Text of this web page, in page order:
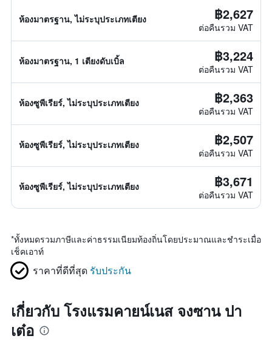
ห้องมาตรฐาน, ไม่ระบุประเภทเตียง ฿2,627
ต่อคืนรวม VAT
ห้องมาตรฐาน, 1 เตียงดับเบิ้ล ฿3,224
ต่อคืนรวม VAT
ห้องซูพีเรียร์, ไม่ระบุประเภทเตียง ฿2,363
ต่อคืนรวม VAT
ห้องซูพีเรียร์, ไม่ระบุประเภทเตียง ฿2,507
ต่อคืนรวม VAT
ห้องซูพีเรียร์, ไม่ระบุประเภทเตียง ฿3,671
ต่อคืนรวม VAT
*ทั้งหมดรวมภาษีและค่าธรรมเนียมท้องถิ่นโดยประมาณและชำระเมื่อ
เช็คเอาท์
ราคาที่ดีที่สุด รับประกัน
เกี่ยวกับ โรงแรมคายน์เนส จงซาน ปา
เต๋อ